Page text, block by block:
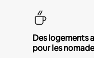
Des logements
pour les